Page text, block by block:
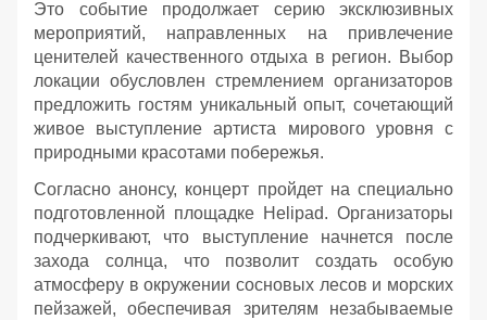
Это событие продолжает серию эксклюзивных
мероприятий, направленных на привлечение
ценителей качественного отдыха в регион. Выбор
локации обусловлен стремлением организаторов
предложить гостям уникальный опыт, сочетающий
живое выступление артиста мирового уровня с
природными красотами побережья.
Согласно анонсу, концерт пройдет на специально
подготовленной площадке Helipad. Организаторы
подчеркивают, что выступление начнется после
захода солнца, что позволит создать особую
атмосферу в окружении сосновых лесов и морских
пейзажей, обеспечивая зрителям незабываемые